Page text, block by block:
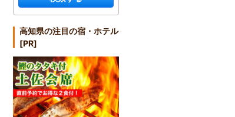
高知県の注目の宿・ホテル
[PR]